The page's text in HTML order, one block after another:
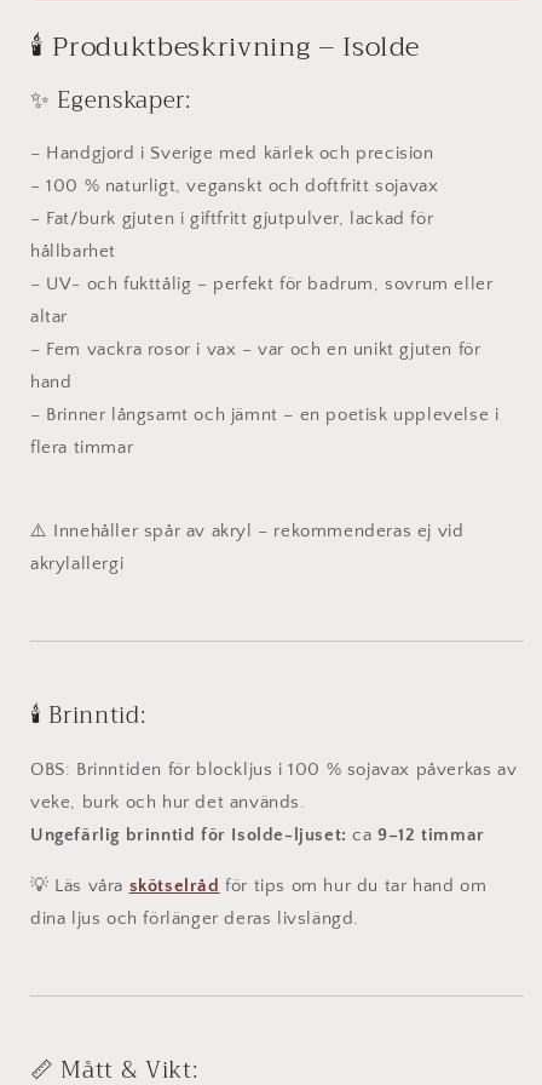
i
elegans
i
elegans
🕯️ Produktbeskrivning – Isolde
✨ Egenskaper:
– Handgjord i Sverige med kärlek och precision
– 100 % naturligt, veganskt och doftfritt sojavax
– Fat/burk gjuten i giftfritt gjutpulver, lackad för
hållbarhet
– UV- och fukttålig – perfekt för badrum, sovrum eller
altar
– Fem vackra rosor i vax – var och en unikt gjuten för
hand
– Brinner långsamt och jämnt – en poetisk upplevelse i
flera timmar
⚠️ Innehåller spår av akryl – rekommenderas ej vid
akrylallergi
🕯️ Brinntid:
OBS: Brinntiden för blockljus i 100 % sojavax påverkas av
veke, burk och hur det används.
Ungefärlig brinntid för Isolde-ljuset: ca9–12 timmar
💡 Läs våra skötselråd för tips om hur du tar hand om
dina ljus och förlänger deras livslängd.
📏 Mått & Vikt: